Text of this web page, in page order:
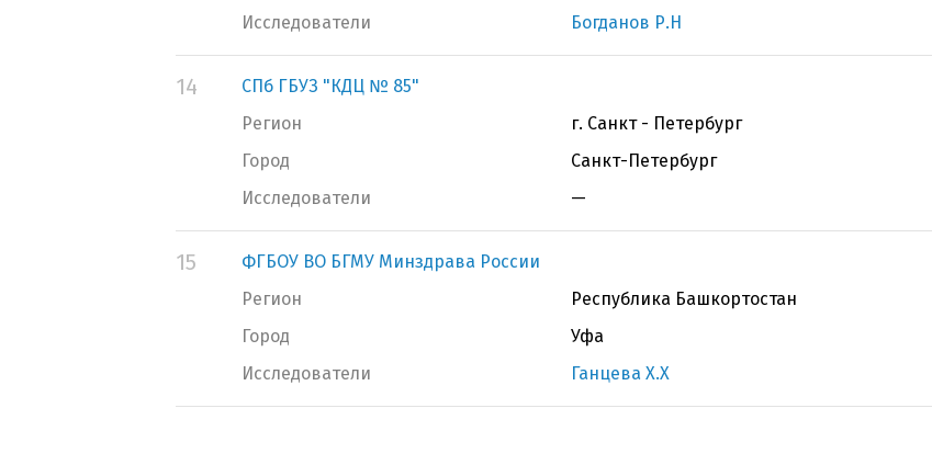
Исследователи
Богданов Р.Н
14
СПб ГБУЗ "КДЦ № 85"
Регион
г. Санкт - Петербург
Город
Санкт-Петербург
Исследователи
—
15
ФГБОУ ВО БГМУ Минздрава России
Регион
Республика Башкортостан
Город
Уфа
Исследователи
Ганцева Х.Х